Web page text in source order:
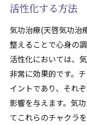
活性化する方法
気功治療(天啓気功治
整えることで心身の
活性化においては、
非常に効果的です。
イントであり、それ
影響を与えます。気
てこれらのチャクラ